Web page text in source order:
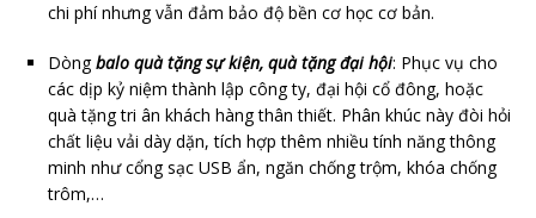
chi phí nhưng vẫn đảm bảo độ bền cơ học cơ bản.
Dòngbalo quà tặng sự kiện, quà tặng đại hội: Phục vụ cho
các dịp kỷ niệm thành lập công ty, đại hội cổ đông, hoặc
quà tặng tri ân khách hàng thân thiết. Phân khúc này đòi hỏi
chất liệu vải dày dặn, tích hợp thêm nhiều tính năng thông
minh như cổng sạc USB ẩn, ngăn chống trộm, khóa chống
trôm,…